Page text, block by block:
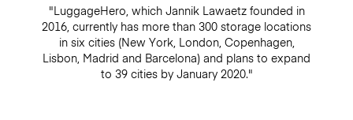
"LuggageHero, which Jannik Lawaetz founded in
2016, currently has more than 300 storage locations
in six cities (New York, London, Copenhagen,
Lisbon, Madrid and Barcelona) and plans to expand
to 39 cities by January 2020."